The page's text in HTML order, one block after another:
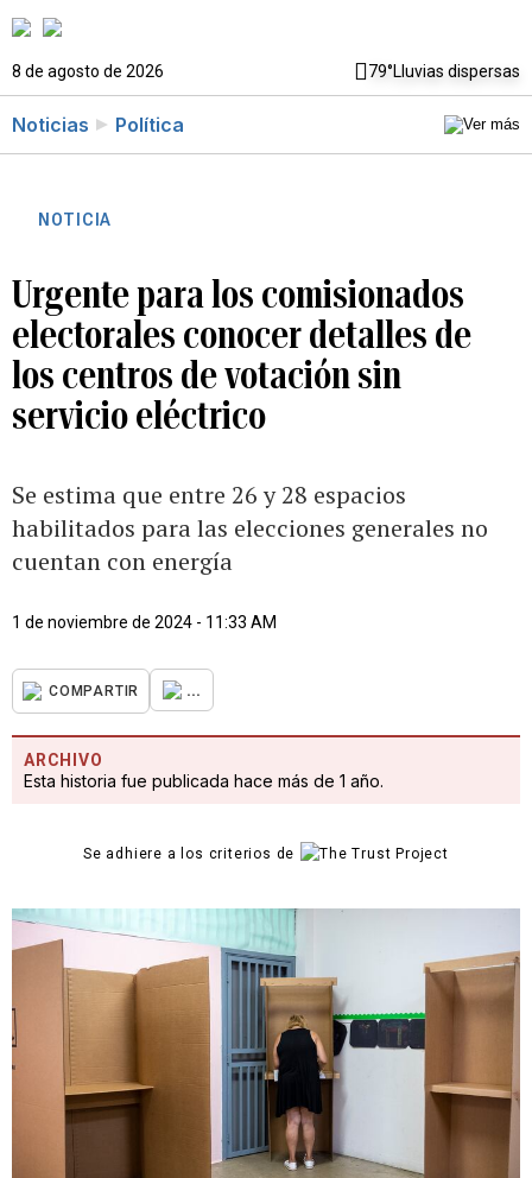
8 de agosto de 2026 79°Lluvias dispersas
Noticias Política
NOTICIA
Urgente para los comisionados
electorales conocer detalles de
los centros de votación sin
servicio eléctrico
Se estima que entre 26 y 28 espacios
habilitados para las elecciones generales no
cuentan con energía
1 de noviembre de 2024 - 11:33 AM
COMPARTIR ...
ARCHIVO
Esta historia fue publicada hace más de 1 año.
Se adhiere a los criterios de